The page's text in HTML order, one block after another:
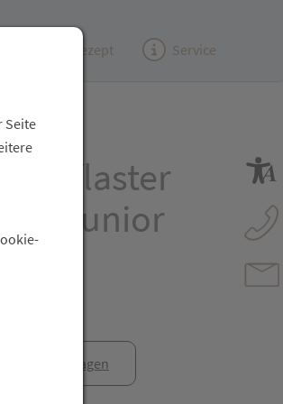
(e)Rezept Service
Junior
Rezept anfragen
Seite